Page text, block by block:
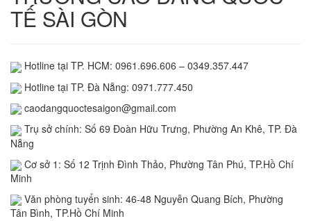
TẾ SÀI GÒN
Hotline tại TP. HCM: 0961.696.606 – 0349.357.447
Hotline tại TP. Đà Nẵng: 0971.777.450
caodangquoctesaigon@gmail.com
Trụ sở chính: Số 69 Đoàn Hữu Trưng, Phường An Khê, TP. Đà
Nẵng
Cơ sở 1: Số 12 Trịnh Đình Thảo, Phường Tân Phú, TP.Hồ Chí
Minh
Văn phòng tuyển sinh: 46-48 Nguyễn Quang Bích, Phường
Tân Bình, TP.Hồ Chí Minh